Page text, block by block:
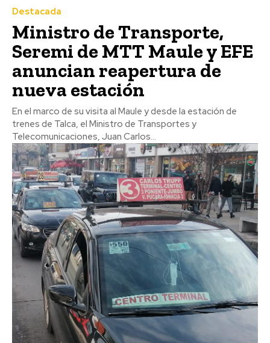
Destacada
Ministro de Transporte,
Seremi de MTT Maule y EFE
anuncian reapertura de
nueva estación
En el marco de su visita al Maule y desde la estación de
trenes de Talca, el Ministro de Transportes y
Telecomunicaciones, Juan Carlos...